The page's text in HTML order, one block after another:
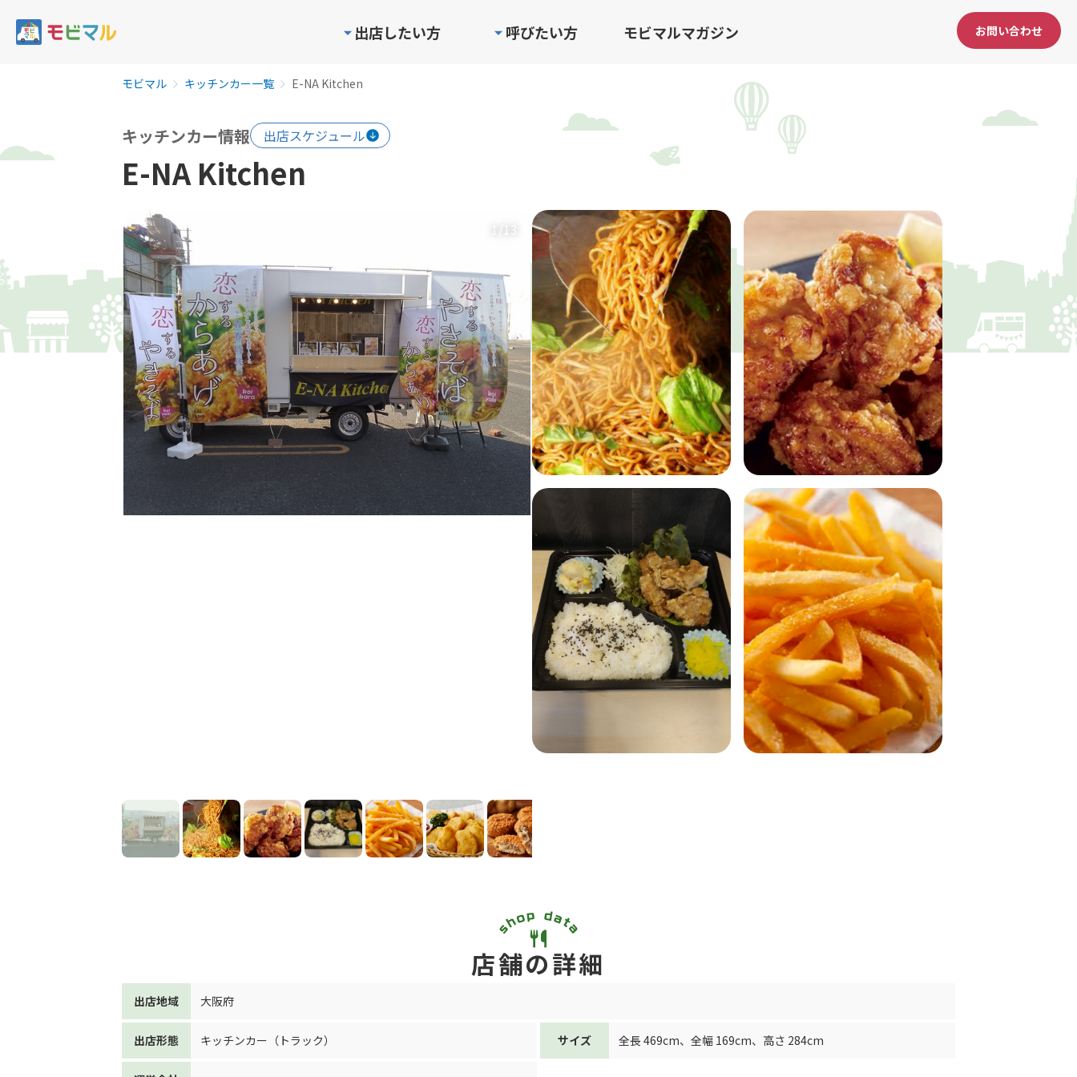
出店したい方 呼びたい方 モビマルマガジン お問い合わせ
モビマル キッチンカー一覧 E-NA Kitchen
キッチンカー情報 出店スケジュール
E-NA Kitchen
/13
店舗の詳細
出店地域 大阪府
出店形態 キッチンカー（トラック） サイズ 全長 469cm、 全幅 169cm、 高さ 284cm